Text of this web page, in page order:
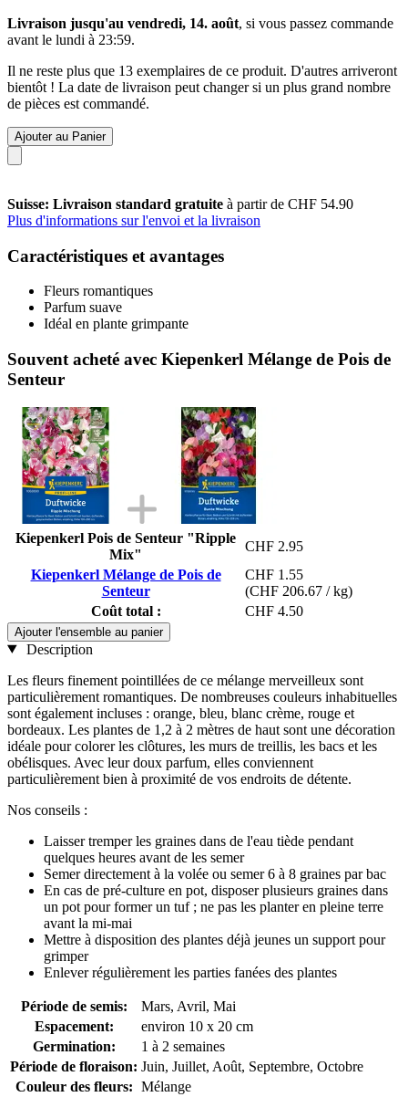
Livraison jusqu'au vendredi, 14. août, si vous passez commande
avant le lundi à 23:59.
Il ne reste plus que 13 exemplaires de ce produit. D'autres arriveront
bientôt ! La date de livraison peut changer si un plus grand nombre
de pièces est commandé.
Ajouter au Panier
Suisse: Livraison standard gratuite à partir de CHF 54.90
Plus d'informations sur l'envoi et la livraison
Caractéristiques et avantages
Fleurs romantiques
Parfum suave
Idéal en plante grimpante
Souvent acheté avec Kiepenkerl Mélange de Pois de
Senteur
Kiepenkerl Pois de Senteur "Ripple
Mix"
CHF 2.95
Kiepenkerl Mélange de Pois de
Senteur
CHF 1.55
(CHF 206.67 / kg)
Coût total :
CHF 4.50
Ajouter l'ensemble au panier
Description
Les fleurs finement pointillées de ce mélange merveilleux sont
particulièrement romantiques. De nombreuses couleurs inhabituelles
sont également incluses : orange, bleu, blanc crème, rouge et
bordeaux. Les plantes de 1,2 à 2 mètres de haut sont une décoration
idéale pour colorer les clôtures, les murs de treillis, les bacs et les
obélisques. Avec leur doux parfum, elles conviennent
particulièrement bien à proximité de vos endroits de détente.
Nos conseils :
Laisser tremper les graines dans de l'eau tiède pendant
quelques heures avant de les semer
Semer directement à la volée ou semer 6 à 8 graines par bac
En cas de pré-culture en pot, disposer plusieurs graines dans
un pot pour former un tuf ; ne pas les planter en pleine terre
avant la mi-mai
Mettre à disposition des plantes déjà jeunes un support pour
grimper
Enlever régulièrement les parties fanées des plantes
Période de semis:
Mars, Avril, Mai
Espacement:
environ 10 x 20 cm
Germination:
1 à 2 semaines
Période de floraison: Juin, Juillet, Août, Septembre, Octobre
Couleur des fleurs: Mélange